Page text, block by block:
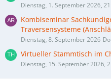
Dienstag, 1. September 2026,
Kombiseminar
Traversensysteme
Dienstag, 8. September 2026-
Virtueller Stammtisch im
Dienstag, 15. September 2026,